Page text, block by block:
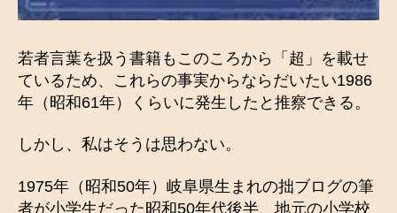
若者言葉を扱う書籍もこのころから「超」を載せ
ているため、これらの事実からならだいたい1986
年（昭和61年）くらいに発生したと推察できる。
しかし、私はそうは思わない。
1975年（昭和50年）岐阜県生まれの拙ブログの筆
者が小学生だった昭和50年代後半、地元の小学校